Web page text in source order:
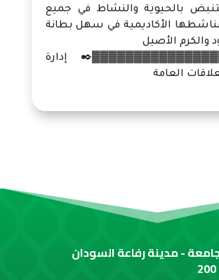
بالحيوية والنشاط في جميع
الأكاديمية في سهل بطانة
والكرم الأصيل
إدارة
العامة
- مدينة رفاعة السودان